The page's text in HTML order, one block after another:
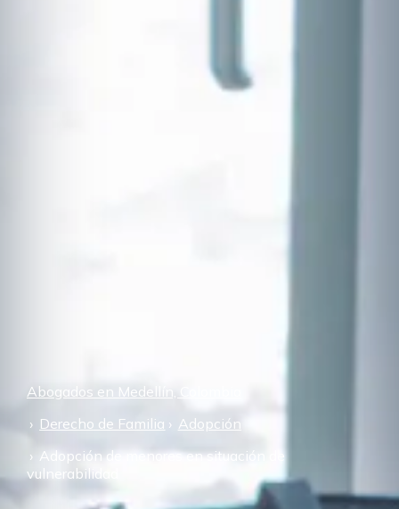
Abogados en Medellín, Colombia
Derecho de Familia
Adopción
Adopción de menores en situación de
vulnerabilidad